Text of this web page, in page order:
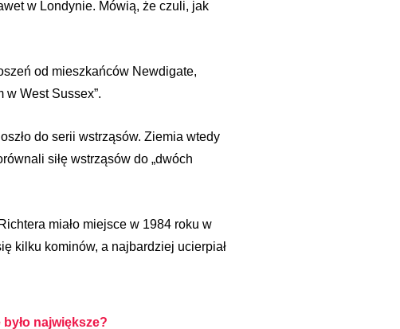
w Londynie. Mówią, że czuli, jak
od mieszkańców Newdigate,
West Sussex”.
do serii wstrząsów. Ziemia wtedy
siłę wstrząsów do „dwóch
miało miejsce w 1984 roku w
kilku kominów, a najbardziej ucierpiał
największe?